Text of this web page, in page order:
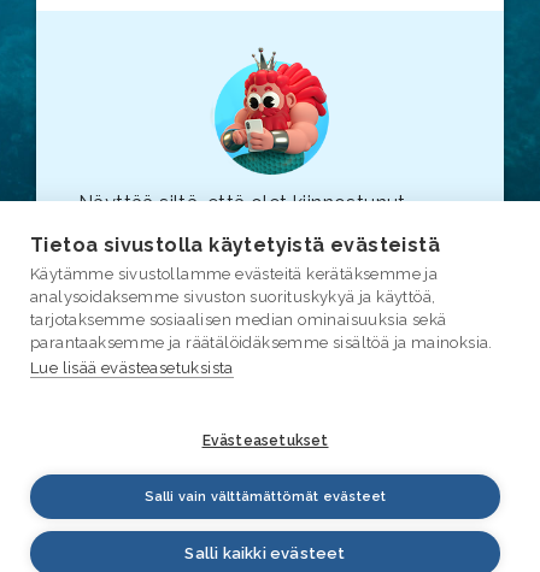
Näyttää siltä, että olet kiinnostunut
tutustut myös varsinaiseenvesi.fi-
sivustoon (linkki avautuu uuteen
selainikkunaan.)
Tietoa sivustolla käytetyistä evästeistä
Käytämme sivustollamme evästeitä kerätäksemme ja
analysoidaksemme sivuston suorituskykyä ja käyttöä,
tarjotaksemme sosiaalisen median ominaisuuksia sekä
parantaaksemme ja räätälöidäksemme sisältöä ja mainoksia.
Lue lisää evästeasetuksista
Evästeasetukset
Salli vain välttämättömät evästeet
Salli kaikki evästeet